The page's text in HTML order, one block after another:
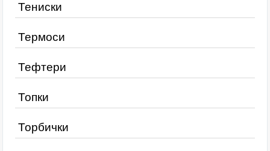
Тениски
Термоси
Тефтери
Топки
Торбички